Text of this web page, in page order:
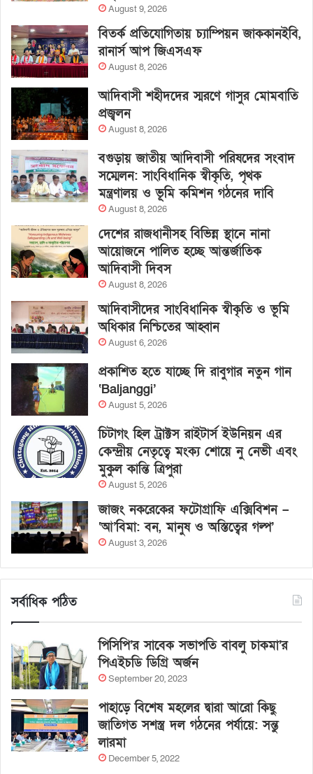
August 9, 2026
বিতর্ক প্রতিযোগিতায় চ্যাম্পিয়ন জাককানইবি,
রানার্স আপ জিএসএফ
August 8, 2026
আদিবাসী শহীদদের স্মরণে গাসুর মোমবাতি
প্রজ্বলন
August 8, 2026
বগুড়ায় জাতীয় আদিবাসী পরিষদের সংবাদ
সম্মেলন: সাংবিধানিক স্বীকৃতি, পৃথক
মন্ত্রণালয় ও ভূমি কমিশন গঠনের দাবি
August 8, 2026
দেশের রাজধানীসহ বিভিন্ন স্থানে নানা
আয়োজনে পালিত হচ্ছে আন্তর্জাতিক
আদিবাসী দিবস
August 8, 2026
আদিবাসীদের সাংবিধানিক স্বীকৃতি ও ভূমি
অধিকার নিশ্চিতের আহ্বান
August 6, 2026
প্রকাশিত হতে যাচ্ছে দি রাবুগার নতুন গান
‘Baljanggi’
August 5, 2026
চিটাগং হিল ট্রাক্টস রাইটার্স ইউনিয়ন এর
কেন্দ্রীয় নেতৃত্বে মংক্য শোয়ে নু নেভী এবং
মুকুল কান্তি ত্রিপুরা
August 5, 2026
জাজং নকরেকের ফটোগ্রাফি এক্সিবিশন –
‘আ’বিমা: বন, মানুষ ও অস্তিত্বের গল্প’
August 3, 2026
সর্বাধিক পঠিত
পিসিপি’র সাবেক সভাপতি বাবলু চাকমা’র
পিএইচডি ডিগ্রি অর্জন
September 20, 2023
পাহাড়ে বিশেষ মহলের দ্বারা আরো কিছু
জাতিগত সশস্ত্র দল গঠনের পর্যায়ে: সন্তু
লারমা
December 5, 2022